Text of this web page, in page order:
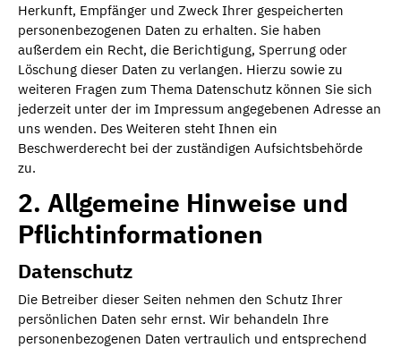
Herkunft, Empfänger und Zweck Ihrer gespeicherten
personenbezogenen Daten zu erhalten. Sie haben
außerdem ein Recht, die Berichtigung, Sperrung oder
Löschung dieser Daten zu verlangen. Hierzu sowie zu
weiteren Fragen zum Thema Datenschutz können Sie sich
jederzeit unter der im Impressum angegebenen Adresse an
uns wenden. Des Weiteren steht Ihnen ein
Beschwerderecht bei der zuständigen Aufsichtsbehörde
zu.
2. Allgemeine Hinweise und
Pflichtinformationen
Datenschutz
Die Betreiber dieser Seiten nehmen den Schutz Ihrer
persönlichen Daten sehr ernst. Wir behandeln Ihre
personenbezogenen Daten vertraulich und entsprechend